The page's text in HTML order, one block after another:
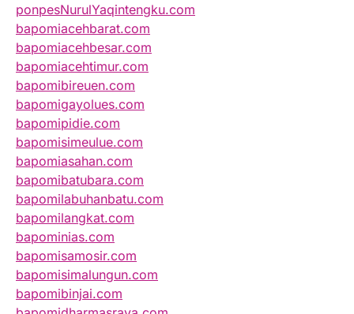
ponpesNurulYaqintengku.com
bapomiacehbarat.com
bapomiacehbesar.com
bapomiacehtimur.com
bapomibireuen.com
bapomigayolues.com
bapomipidie.com
bapomisimeulue.com
bapomiasahan.com
bapomibatubara.com
bapomilabuhanbatu.com
bapomilangkat.com
bapominias.com
bapomisamosir.com
bapomisimalungun.com
bapomibinjai.com